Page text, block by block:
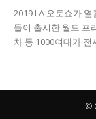
2019 LA 오토쇼가
들이 출시한 월드 프
차 등 1000여대가 전
©